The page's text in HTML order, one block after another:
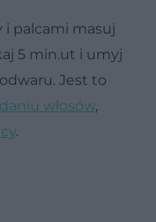
i palcami masuj
5 min.ut i umyj
Jest to
włosów,
.